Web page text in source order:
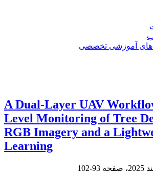
آموزشی تخصصی
A Dual-Layer UAV
Level Monitoring of Tree
RGB Imagery and a
Learning
93-102